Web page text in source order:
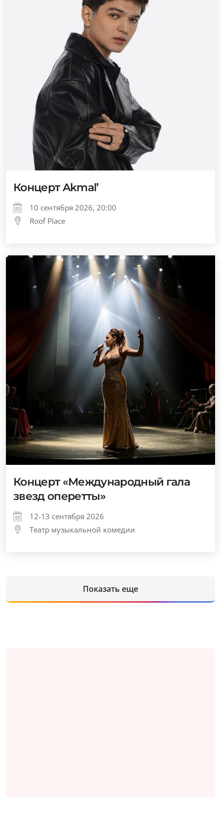
Концерт Akmal’
10 сентября 2026, 20:00
Roof Place
Концерт «Международный гала
звезд оперетты»
12-13 сентября 2026
Театр музыкальной комедии
Показать еще